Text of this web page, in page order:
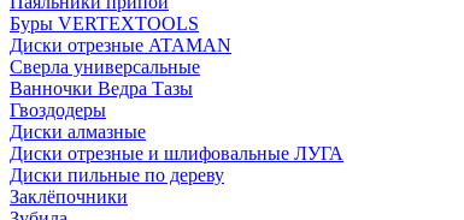
Буры VERTEXTOOLS
Диски отрезные ATAMAN
Сверла универсальные
Ванночки Ведра Тазы
Гвоздодеры
Диски алмазные
Диски отрезные и шлифовальные ЛУГА
Диски пильные по дереву
Заклёпочники